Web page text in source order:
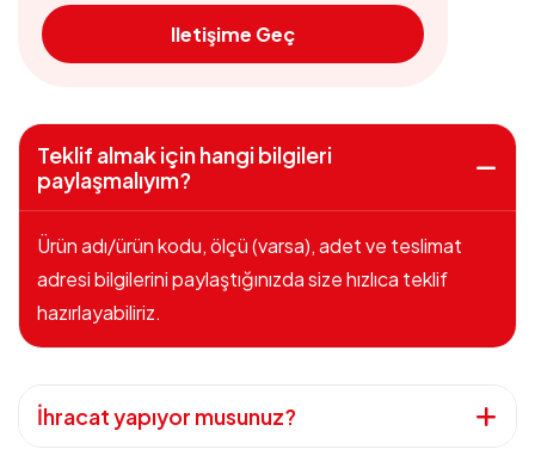
Iletişime Geç
Teklif almak için hangi bilgileri
paylaşmalıyım?
Ürün adı/ürün kodu, ölçü (varsa), adet ve teslimat
adresi bilgilerini paylaştığınızda size hızlıca teklif
hazırlayabiliriz.
İhracat yapıyor musunuz?